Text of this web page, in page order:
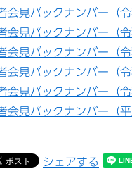
会見バックナンバー（令
会見バックナンバー（令
会見バックナンバー（令
会見バックナンバー（令
会見バックナンバー（令
会見バックナンバー（
シェアする